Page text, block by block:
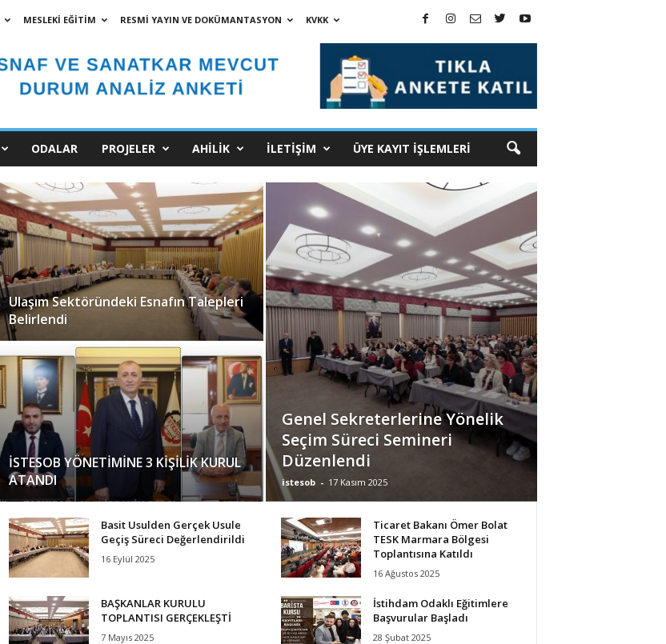
MESLEKİ EĞİTİM RESMİ YAYIN VE DOKÜMANTASYON
KVKK
ODALAR PROJELER AHİLİK İLETİŞİM ÜYE KAYIT İŞLEMLERİ
Ulaşım Sektöründeki Esnafın Talepleri
Belirlendi
İSTESOB YÖNETİMİNE 3 KİŞİLİK KURUL
ATANDI
Genel Sekreterlerine Yönelik
Seçim Süreci Semineri
Düzenlendi
istesob - 17 Kasım 2025
Basit Usulden Gerçek Usule
Geçiş Süreci Değerlendirildi
16 Eylül 2025
Ticaret Bakanı Ömer Bolat
TESK Marmara Bölgesi
Toplantısına Katıldı
16 Ağustos 2025
BAŞKANLAR KURULU
TOPLANTISI GERÇEKLEŞTİ
7 Mayıs 2025
İstihdam Odaklı Eğitimlere
Başvurular Başladı
28 Şubat 2025